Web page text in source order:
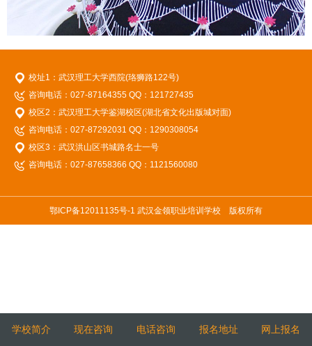
学校简介 现在咨询 电话咨询 报名地址 网上报名
校址1：武汉理工大学西院(珞狮路122号)
咨询电话：027-87164355 QQ：121727435
校区2：武汉理工大学鉴湖校区(湖北省文化出版城对面)
咨询电话：027-87292031 QQ：1290308054
校区3：武汉洪山区书城路名士一号
咨询电话：027-87658366 QQ：1121560080
鄂ICP备12011135号-1 武汉金领职业培训学校 版权所有